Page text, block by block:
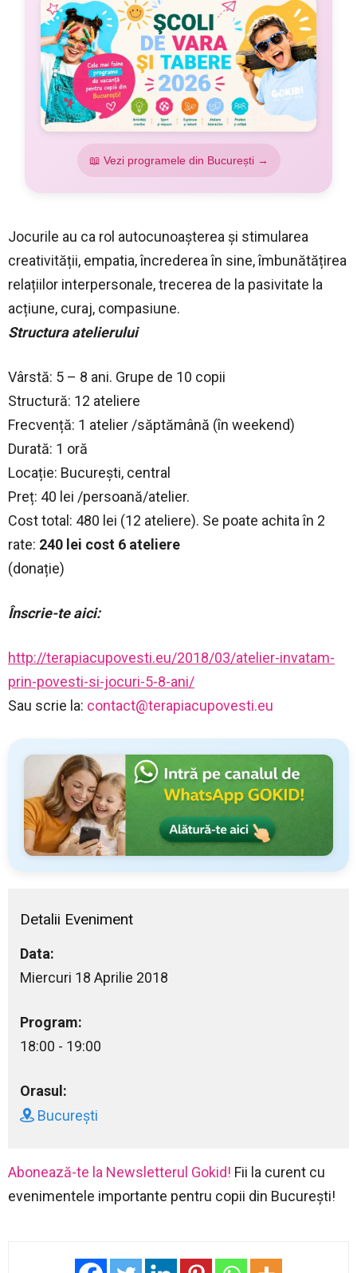
📖 Vezi programele din București →
Jocurile au ca rol autocunoașterea și stimularea
creativității, empatia, încrederea în sine, îmbunătățirea
relațiilor interpersonale, trecerea de la pasivitate la
acțiune, curaj, compasiune.
Structura atelierului
Vârstă: 5 – 8 ani. Grupe de 10 copii
Structură: 12 ateliere
Frecvență: 1 atelier /săptămână (în weekend)
Durată: 1 oră
Locație: București, central
Preț: 40 lei /persoană/atelier.
Cost total: 480 lei (12 ateliere). Se poate achita în 2
rate: 240 lei cost 6 ateliere
(donație)
Înscrie-te aici:
http://terapiacupovesti.eu/2018/03/atelier-invatam-
prin-povesti-si-jocuri-5-8-ani/
Sau scrie la: contact@terapiacupovesti.eu
Detalii Eveniment
Data:
Miercuri 18 Aprilie 2018
Program:
18:00 - 19:00
Orasul:
București
Abonează-te la Newsletterul Gokid! Fii la curent cu
evenimentele importante pentru copii din București!